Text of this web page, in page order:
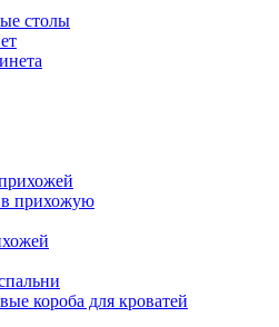
столы
прихожую
короба для кроватей